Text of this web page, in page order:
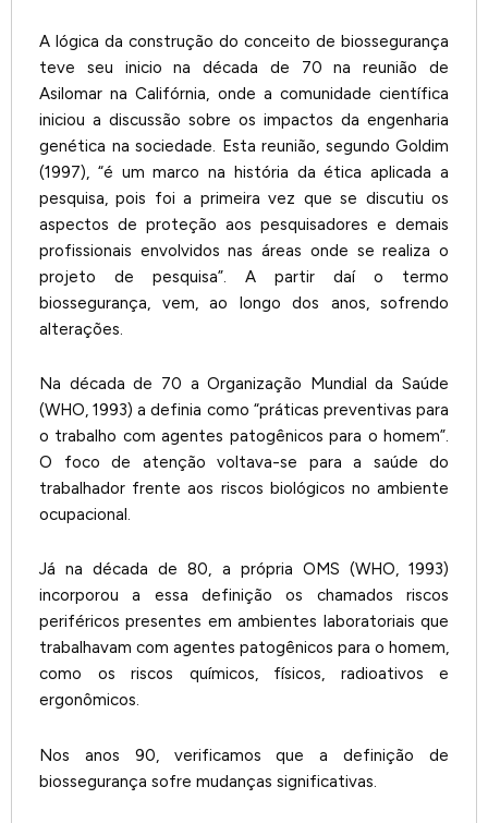
A lógica da construção do conceito de biossegurança
teve seu inicio na década de 70 na reunião de
Asilomar na Califórnia, onde a comunidade científica
iniciou a discussão sobre os impactos da engenharia
genética na sociedade. Esta reunião, segundo Goldim
(1997), “é um marco na história da ética aplicada a
pesquisa, pois foi a primeira vez que se discutiu os
aspectos de proteção aos pesquisadores e demais
profissionais envolvidos nas áreas onde se realiza o
projeto de pesquisa”. A partir daí o termo
biossegurança, vem, ao longo dos anos, sofrendo
alterações.
Na década de 70 a Organização Mundial da Saúde
(WHO, 1993) a definia como “práticas preventivas para
o trabalho com agentes patogênicos para o homem”.
O foco de atenção voltava-se para a saúde do
trabalhador frente aos riscos biológicos no ambiente
ocupacional.
Já na década de 80, a própria OMS (WHO, 1993)
incorporou a essa definição os chamados riscos
periféricos presentes em ambientes laboratoriais que
trabalhavam com agentes patogênicos para o homem,
como os riscos químicos, físicos, radioativos e
ergonômicos.
Nos anos 90, verificamos que a definição de
biossegurança sofre mudanças significativas.